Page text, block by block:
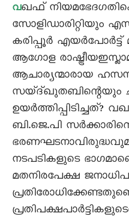
വഖഫ്‌
സോളിഡാരിറ്റിയും
കരിപ്പൂർ എയർപോർട്ട്
ആഗോള
ആചാര്യന്മാരായ
സയ്ദ്ഖുതബിന്റെയും
ഉയർത്തിപ്പിടിച്ചത്?
ബി.ജെ.പി
നടപടികളുടെ
മതനിരപേക്ഷ